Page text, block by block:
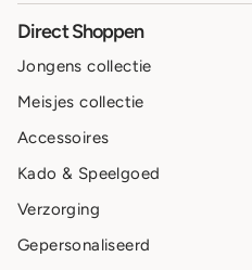
Direct Shoppen
Jongens collectie
Meisjes collectie
Accessoires
Kado & Speelgoed
Verzorging
Gepersonaliseerd